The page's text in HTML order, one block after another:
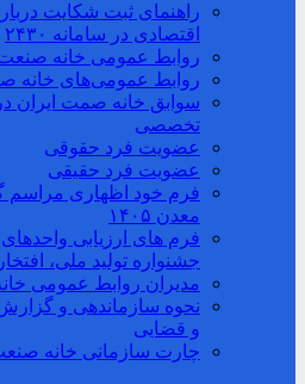
راهنمای ثبت شکایت
اقتصادی در سامانه ۲۴۳۰
روابط عمومی خانه
روابط عمومی‌های خانه
سوابق خانه صمت ایران
تخصصی
عضویت فرد حقوقی
عضویت فرد حقیقی
فرم خود اظهاری
معدن ۱۴۰۵
فرم های ارزیابی
جشنواره تولید ملی،
مدیران روابط عمومی
نحوه سازماندهی و
و قضایی
چارت سازمانی خانه